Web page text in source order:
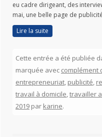
eu cadre dirigeant, des
mai, une belle page de
Lire la suite
Cette entrée a été publiée
marquée avec complément
entrepreneuriat, publicité,
travail à domicile,travailler
2019 par karine.